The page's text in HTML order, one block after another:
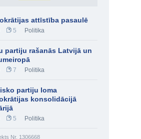
attīstība pasaulē
5 Politika
partiju rašanās Latvijā un
7 Politika
partiju loma
konsolidācijā
5 Politika
Nr. 1306668